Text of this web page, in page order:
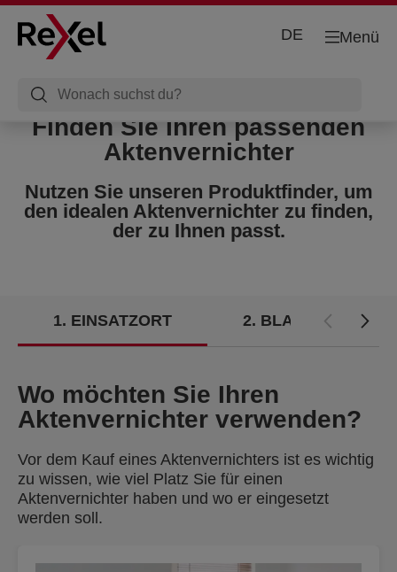
Menü
DE
Finden Sie Ihren passenden
Aktenvernichter
Nutzen Sie unseren Produktfinder, um
den idealen Aktenvernichter zu finden,
der zu Ihnen passt.
1 EINSATZORT 2
Wo möchten Sie Ihren
Aktenvernichter verwenden?
Vor dem Kauf eines Aktenvernichters ist es wichtig
zu wissen, wie viel Platz Sie für einen
Aktenvernichter haben und wo er eingesetzt
werden soll.